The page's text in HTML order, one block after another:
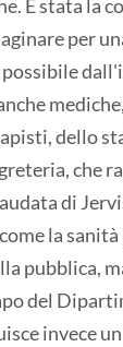
È stata la
per
dello
che
di
la
pubblica,
del
invece